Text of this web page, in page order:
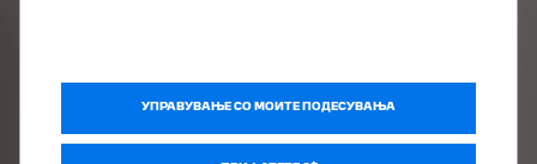
УПРАВУВАЊЕ СО МОИТЕ ПОДЕСУВАЊА